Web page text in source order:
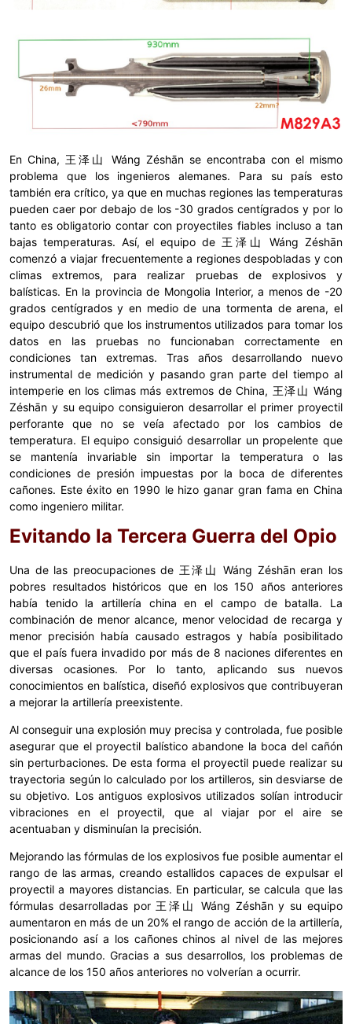
En China, 王泽山 Wáng Zéshān se encontraba con el mismo
problema que los ingenieros alemanes. Para su país esto
también era crítico, ya que en muchas regiones las temperaturas
pueden caer por debajo de los -30 grados centígrados y por lo
tanto es obligatorio contar con proyectiles fiables incluso a tan
bajas temperaturas. Así, el equipo de 王泽山 Wáng Zéshān
comenzó a viajar frecuentemente a regiones despobladas y con
climas extremos, para realizar pruebas de explosivos y
balísticas. En la provincia de Mongolia Interior, a menos de -20
grados centígrados y en medio de una tormenta de arena, el
equipo descubrió que los instrumentos utilizados para tomar los
datos en las pruebas no funcionaban correctamente en
condiciones tan extremas. Tras años desarrollando nuevo
instrumental de medición y pasando gran parte del tiempo al
intemperie en los climas más extremos de China, 王泽山 Wáng
Zéshān y su equipo consiguieron desarrollar el primer proyectil
perforante que no se veía afectado por los cambios de
temperatura. El equipo consiguió desarrollar un propelente que
se mantenía invariable sin importar la temperatura o las
condiciones de presión impuestas por la boca de diferentes
cañones. Este éxito en 1990 le hizo ganar gran fama en China
como ingeniero militar.
Evitando la Tercera Guerra del Opio
Una de las preocupaciones de 王泽山 Wáng Zéshān eran los
pobres resultados históricos que en los 150 años anteriores
había tenido la artillería china en el campo de batalla. La
combinación de menor alcance, menor velocidad de recarga y
menor precisión había causado estragos y había posibilitado
que el país fuera invadido por más de 8 naciones diferentes en
diversas ocasiones. Por lo tanto, aplicando sus nuevos
conocimientos en balística, diseñó explosivos que contribuyeran
a mejorar la artillería preexistente.
Al conseguir una explosión muy precisa y controlada, fue posible
asegurar que el proyectil balístico abandone la boca del cañón
sin perturbaciones. De esta forma el proyectil puede realizar su
trayectoria según lo calculado por los artilleros, sin desviarse de
su objetivo. Los antiguos explosivos utilizados solían introducir
vibraciones en el proyectil, que al viajar por el aire se
acentuaban y disminuían la precisión.
Mejorando las fórmulas de los explosivos fue posible aumentar el
rango de las armas, creando estallidos capaces de expulsar el
proyectil a mayores distancias. En particular, se calcula que las
fórmulas desarrolladas por 王泽山 Wáng Zéshān y su equipo
aumentaron en más de un 20% el rango de acción de la artillería,
posicionando así a los cañones chinos al nivel de las mejores
armas del mundo. Gracias a sus desarrollos, los problemas de
alcance de los 150 años anteriores no volverían a ocurrir.